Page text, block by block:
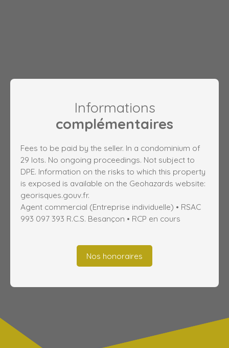
Informations
complémentaires
Fees to be paid by the seller. In a condominium of
29 lots. No ongoing proceedings. Not subject to
DPE. Information on the risks to which this property
is exposed is available on the Geohazards website:
georisques.gouv.fr.
Agent commercial (Entreprise individuelle) • RSAC
993 097 393 R.C.S. Besançon • RCP en cours
Nos honoraires